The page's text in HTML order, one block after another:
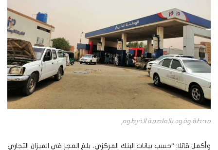
محطة وقود بالعاصمة الخرطوم
وأكمل قائلا: “حسب بيانات البنك المركزي، بلغ العجز في الميزان التجاري